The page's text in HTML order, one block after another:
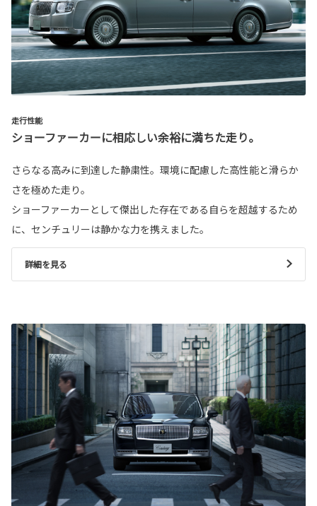
走行性能
ショーファーカーに相応しい余裕に満ちた走り。
さらなる高みに到達した静粛性。環境に配慮した高性能と滑らか
さを極めた走り。
ショーファーカーとして傑出した存在である自らを超越するため
に、センチュリーは静かな力を携えました。
詳細を見る